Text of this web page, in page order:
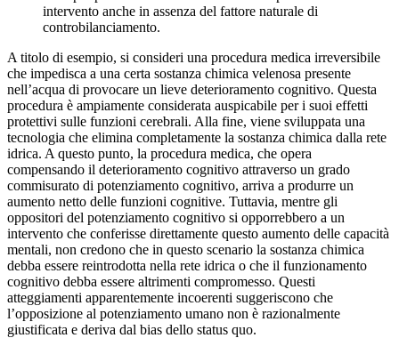
intervento anche in assenza del fattore naturale di
controbilanciamento.
A titolo di esempio, si consideri una procedura medica irreversibile
che impedisca a una certa sostanza chimica velenosa presente
nell’acqua di provocare un lieve deterioramento cognitivo. Questa
procedura è ampiamente considerata auspicabile per i suoi effetti
protettivi sulle funzioni cerebrali. Alla fine, viene sviluppata una
tecnologia che elimina completamente la sostanza chimica dalla rete
idrica. A questo punto, la procedura medica, che opera
compensando il deterioramento cognitivo attraverso un grado
commisurato di potenziamento cognitivo, arriva a produrre un
aumento netto delle funzioni cognitive. Tuttavia, mentre gli
oppositori del potenziamento cognitivo si opporrebbero a un
intervento che conferisse direttamente questo aumento delle capacità
mentali, non credono che in questo scenario la sostanza chimica
debba essere reintrodotta nella rete idrica o che il funzionamento
cognitivo debba essere altrimenti compromesso. Questi
atteggiamenti apparentemente incoerenti suggeriscono che
l’opposizione al potenziamento umano non è razionalmente
giustificata e deriva dal bias dello status quo.